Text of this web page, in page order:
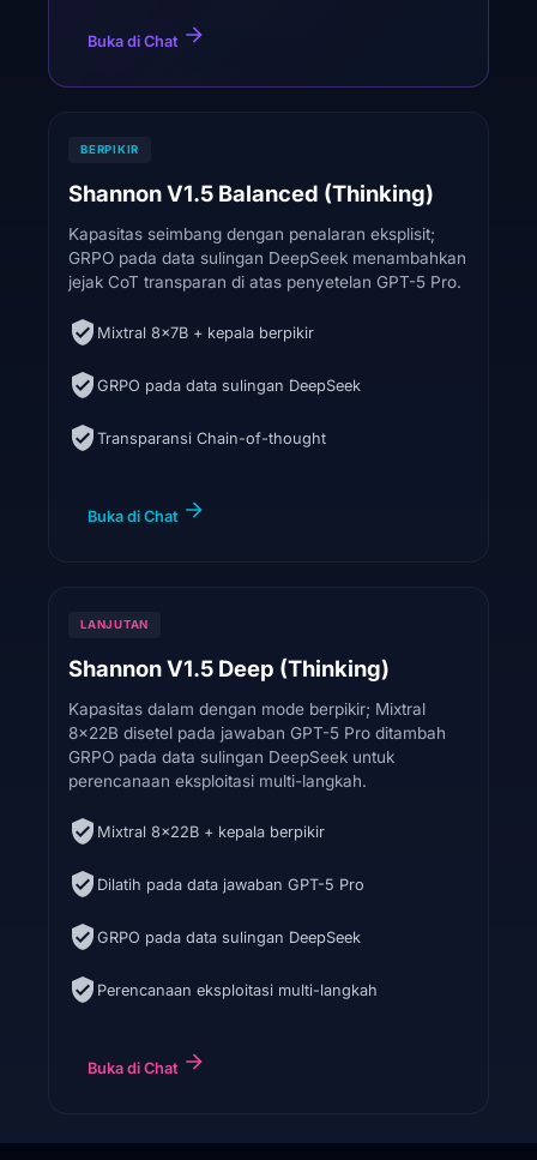
Buka di Chat
BERPIKIR
Shannon V1.5 Balanced (Thinking)
Kapasitas seimbang dengan penalaran eksplisit;
GRPO pada data sulingan DeepSeek menambahkan
jejak CoT transparan di atas penyetelan GPT-5 Pro.
Mixtral 8x7B + kepala berpikir
GRPO pada data sulingan DeepSeek
Transparansi Chain-of-thought
Buka di Chat
LANJUTAN
Shannon V1.5 Deep (Thinking)
Kapasitas dalam dengan mode berpikir; Mixtral
8x22B disetel pada jawaban GPT-5 Pro ditambah
GRPO pada data sulingan DeepSeek untuk
perencanaan eksploitasi multi-langkah.
Mixtral 8x22B + kepala berpikir
Dilatih pada data jawaban GPT-5 Pro
GRPO pada data sulingan DeepSeek
Perencanaan eksploitasi multi-langkah
Buka di Chat